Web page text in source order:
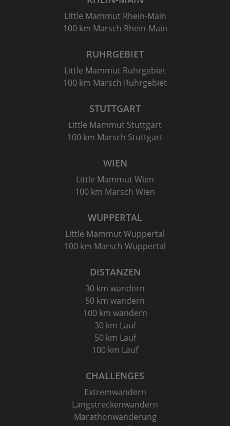
Little Mammut Rhein-Main
100 km Marsch Rhein-Main
RUHRGEBIET
Little Mammut Ruhrgebiet
100 km Marsch Ruhrgebiet
STUTTGART
Little Mammut Stuttgart
100 km Marsch Stuttgart
WIEN
Little Mammut Wien
100 km Marsch Wien
WUPPERTAL
Little Mammut Wuppertal
100 km Marsch Wuppertal
DISTANZEN
30 km wandern
50 km wandern
100 km wandern
30 km Lauf
50 km Lauf
100 km Lauf
CHALLENGES
Extremwandern
Langstreckenwandern
Marathonwanderung